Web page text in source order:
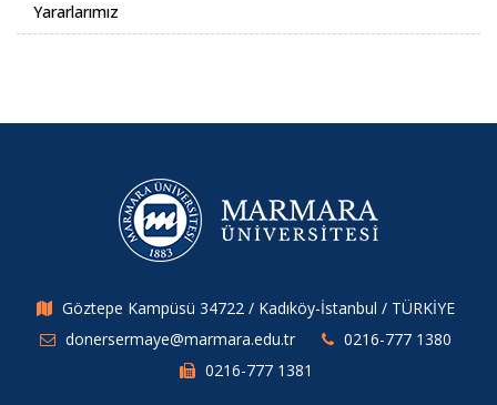
Yararlarımız
Göztepe Kampüsü 34722 / Kadıköy-İstanbul / TÜRKİYE
donersermaye@marmara.edu.tr
0216-777 1380
0216-777 1381